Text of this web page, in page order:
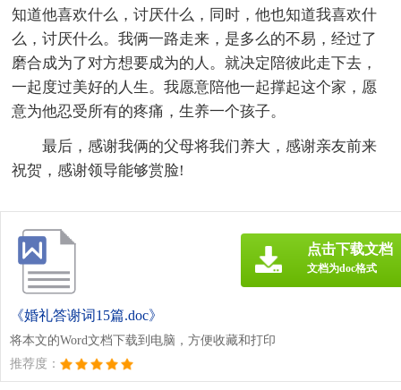
知道他喜欢什么，讨厌什么，同时，他也知道我喜欢什
么，讨厌什么。我俩一路走来，是多么的不易，经过了
磨合成为了对方想要成为的人。就决定陪彼此走下去，
一起度过美好的人生。我愿意陪他一起撑起这个家，愿
意为他忍受所有的疼痛，生养一个孩子。
最后，感谢我俩的父母将我们养大，感谢亲友前来
祝贺，感谢领导能够赏脸!
《婚礼答谢词15篇.doc》
将本文的Word文档下载到电脑，方便收藏和打印
推荐度：
点击下载文档
文档为doc格式